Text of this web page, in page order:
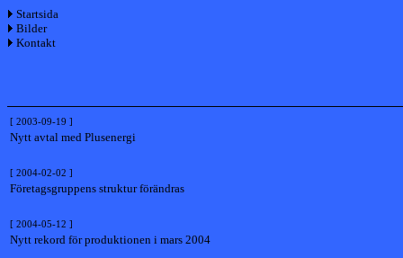
Startsida
Bilder
Kontakt
[ 2003-09-19 ]
Nytt avtal med Plusenergi
[ 2004-02-02 ]
Företagsgruppens struktur förändras
[ 2004-05-12 ]
Nytt rekord för produktionen i mars 2004